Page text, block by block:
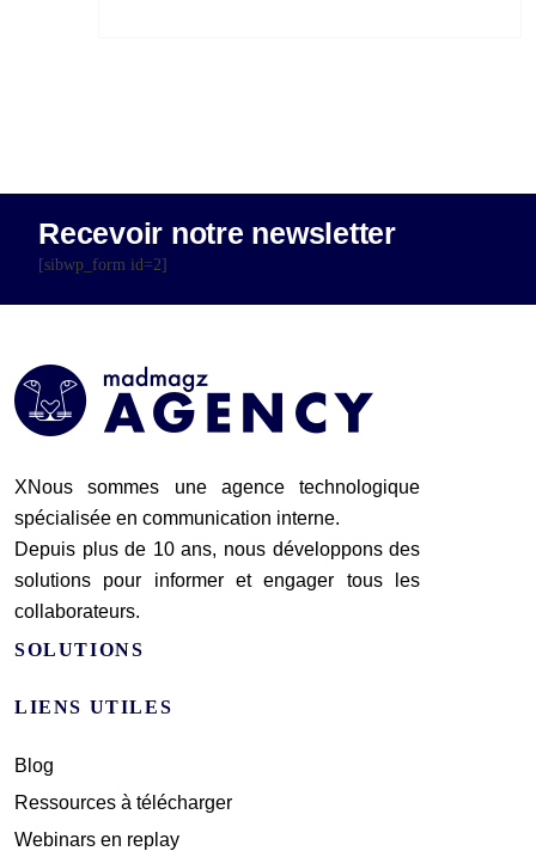
Recevoir notre newsletter
[sibwp_form id=2]
XNous sommes une agence technologique
spécialisée en communication interne.
Depuis plus de 10 ans, nous développons des
solutions pour informer et engager tous les
collaborateurs.
SOLUTIONS
LIENS UTILES
Blog
Ressources à télécharger
Webinars en replay